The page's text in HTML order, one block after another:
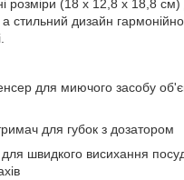
розміри (18 x 12,8 x 18,8
стильний дизайн
для миючого засобу
для губок з дозатором
швидкого висихання